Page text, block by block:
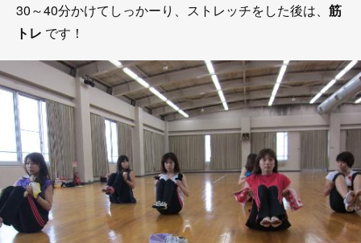
30～40分かけてしっかーり、ストレッチをした後は、 筋
トレ です！